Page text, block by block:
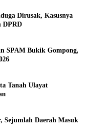
Dirusak, Kasusnya
DPRD
SPAM Bukik Gompong,
Tanah Ulayat
Sejumlah Daerah Masuk